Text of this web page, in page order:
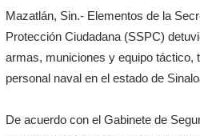
Mazatlán, Sin.- Elementos de la
Protección Ciudadana (SSPC)
armas, municiones y equipo táctico,
personal naval en el estado de
De acuerdo con el Gabinete de